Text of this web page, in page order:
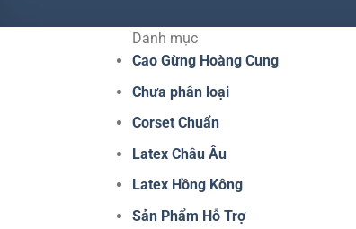
Danh mục
Cao Gừng Hoàng Cung
Chưa phân loại
Corset Chuẩn
Latex Châu Âu
Latex Hồng Kông
Sản Phẩm Hỗ Trợ